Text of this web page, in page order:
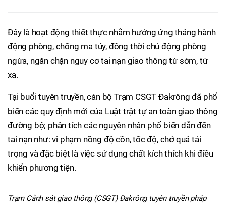
Đây là hoạt động thiết thực nhằm hưởng ứng tháng hành
động phòng, chống ma túy, đồng thời chủ động phòng
ngừa, ngăn chặn nguy cơ tai nạn giao thông từ sớm, từ
xa.
Tại buổi tuyên truyền, cán bộ Trạm CSGT Đakrông đã phổ
biến các quy định mới của Luật trật tự an toàn giao thông
đường bộ; phân tích các nguyên nhân phổ biến dẫn đến
tai nạn như: vi phạm nồng độ cồn, tốc độ, chở quá tải
trọng và đặc biệt là việc sử dụng chất kích thích khi điều
khiển phương tiện.
Trạm Cảnh sát giao thông (CSGT) Đakrông tuyên truyền pháp